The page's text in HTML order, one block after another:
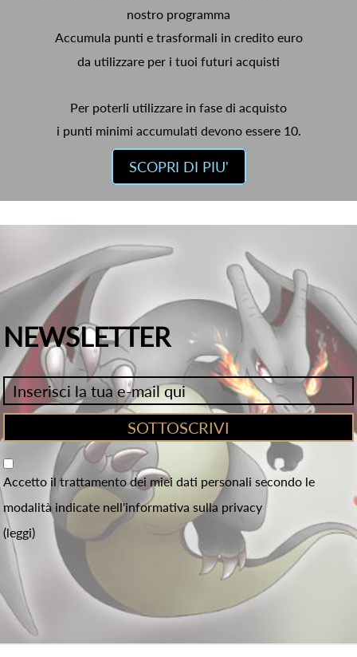
nostro programma
Accumula punti e trasformali in credito euro
da utilizzare per i tuoi futuri acquisti
Per poterli utilizzare in fase di acquisto
i punti minimi accumulati devono essere 10.
SCOPRI DI PIU'
NEWSLETTER
Accetto il trattamento dei miei dati personali secondo le
modalità indicate nell'informativa sulla privacy
(leggi)